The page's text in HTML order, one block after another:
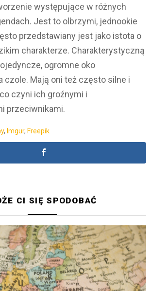
występujące w różnych
Jest to olbrzymi, jednookie
przedstawiany jest jako istota o
charakterze. Charakterystyczną
ogromne oko
czole. Mają oni też często silne i
czyni ich groźnymi i
przeciwnikami.
, Imgur, Freepik
CI SIĘ SPODOBAĆ